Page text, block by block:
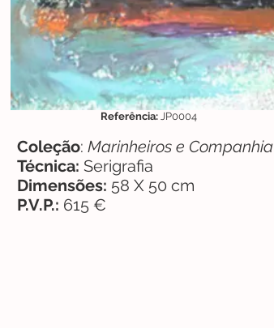
Coleção: Marinheiros e Companhia
Técnica: Serigrafia
Dimensões: 58 X 50 cm
P.V.P.: 615 €
Referência: JP0004